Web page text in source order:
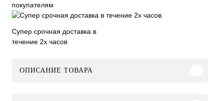
покупателям
Супер срочная доставка в
течение 2х часов
ОПИСАНИЕ ТОВАРА